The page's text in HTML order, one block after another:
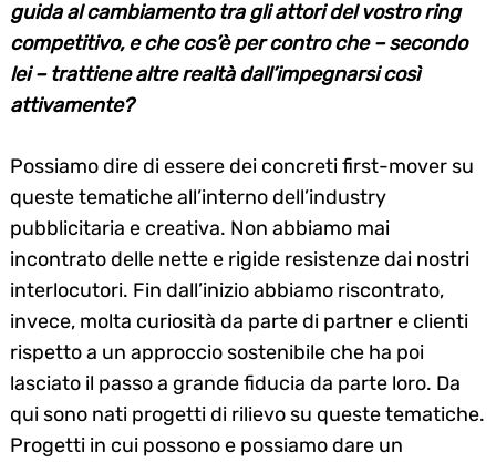
guida al cambiamento tra gli attori del vostro ring
competitivo, e che cos’è per contro che – secondo
lei – trattiene altre realtà dall’impegnarsi così
attivamente?
Possiamo dire di essere dei concreti first-mover su
queste tematiche all’interno dell’industry
pubblicitaria e creativa. Non abbiamo mai
incontrato delle nette e rigide resistenze dai nostri
interlocutori. Fin dall’inizio abbiamo riscontrato,
invece, molta curiosità da parte di partner e clienti
rispetto a un approccio sostenibile che ha poi
lasciato il passo a grande fiducia da parte loro. Da
qui sono nati progetti di rilievo su queste tematiche.
Progetti in cui possono e possiamo dare un